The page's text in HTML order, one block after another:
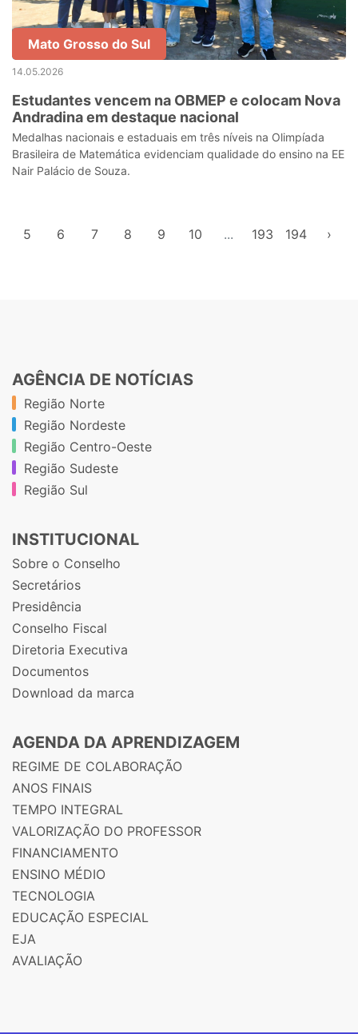
Mato Grosso do Sul
14.05.2026
Estudantes vencem na OBMEP e colocam Nova
Andradina em destaque nacional
Medalhas nacionais e estaduais em três níveis na Olimpíada
Brasileira de Matemática evidenciam qualidade do ensino na EE
Nair Palácio de Souza.
5 6 7 8 9 10 ... 193 194 ›
AGÊNCIA DE NOTÍCIAS
Região Norte
Região Nordeste
Região Centro-Oeste
Região Sudeste
Região Sul
INSTITUCIONAL
Sobre o Conselho
Secretários
Presidência
Conselho Fiscal
Diretoria Executiva
Documentos
Download da marca
AGENDA DA APRENDIZAGEM
REGIME DE COLABORAÇÃO
ANOS FINAIS
TEMPO INTEGRAL
VALORIZAÇÃO DO PROFESSOR
FINANCIAMENTO
ENSINO MÉDIO
TECNOLOGIA
EDUCAÇÃO ESPECIAL
EJA
AVALIAÇÃO